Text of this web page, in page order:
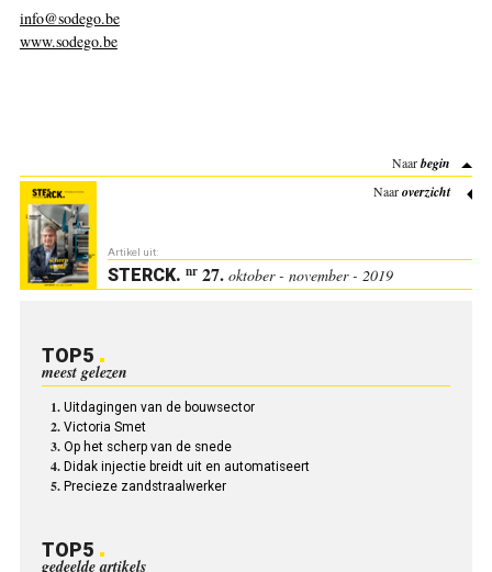
info@sodego.be
www.sodego.be
Naarbegin
Naaroverzicht
Artikel uit:
STERCK. nr27. oktober - november - 2019
TOP5
meest gelezen
Uitdagingen van de bouwsector
Victoria Smet
Op het scherp van de snede
Didak injectie breidt uit en automatiseert
Precieze zandstraalwerker
TOP5
gedeelde artikels